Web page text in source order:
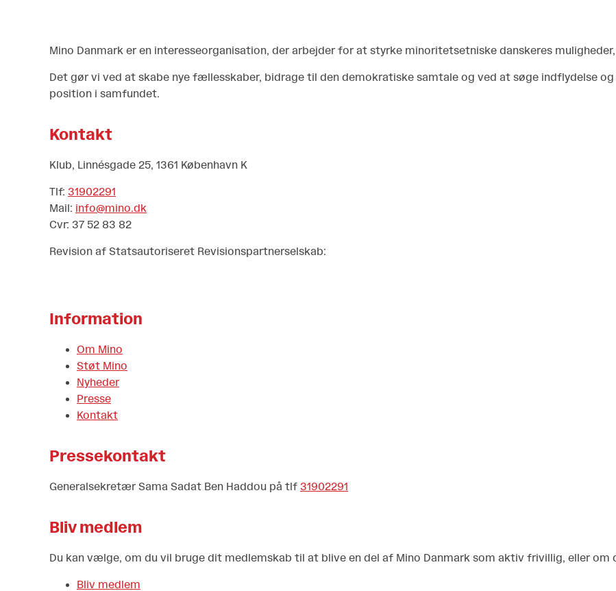
Mino Danmark er en interesseorganisation, der arbejder for at styrke minoritetsetniske danskeres
Det gør vi ved at skabe nye fællesskaber, bidrage til den demokratiske samtale og ved at søge indflydelse
position i samfundet.
Kontakt
Klub, Linnésgade 25, 1361 København K
Tlf: 31902291
Mail: info@mino.dk
Cvr: 37 52 83 82
Revision af Statsautoriseret Revisionspartnerselskab:
Information
Om Mino
Støt Mino
Nyheder
Presse
Kontakt
Pressekontakt
Generalsekretær Sama Sadat Ben Haddou på tlf 31902291
Bliv medlem
Du kan vælge, om du vil bruge dit medlemskab til at blive en del af Mino Danmark som aktiv frivillig, eller
Bliv medlem